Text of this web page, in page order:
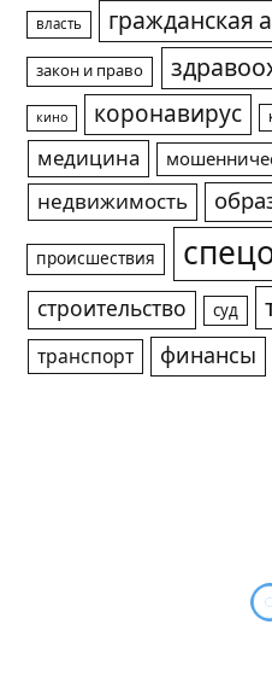
власть гражданская
закон и право
кино коронавирус
медицина
недвижимость
происшествия
строительство суд
транспорт финансы